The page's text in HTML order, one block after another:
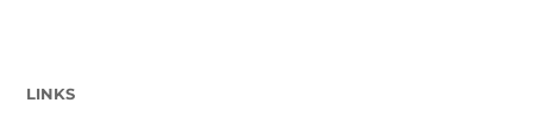
LINKS